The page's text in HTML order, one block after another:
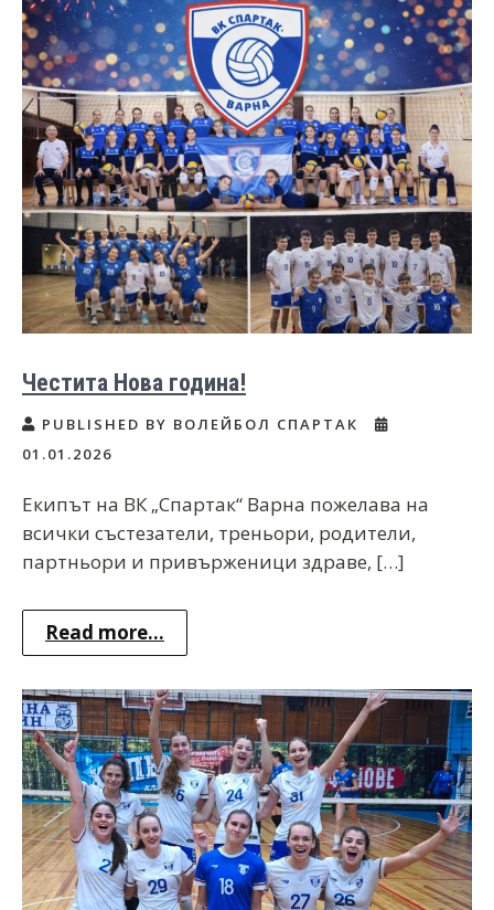
Честита Нова година!
PUBLISHED BY ВОЛЕЙБОЛ СПАРТАК
01.01.2026
Екипът на ВК „Спартак“ Варна пожелава на
всички състезатели, треньори, родители,
партньори и привърженици здраве, […]
Read more...